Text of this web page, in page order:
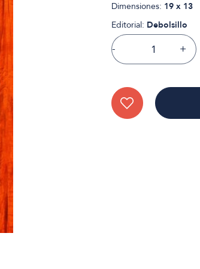
Dimensiones: 19 x 13
Editorial: Debolsillo
- +